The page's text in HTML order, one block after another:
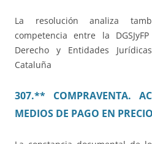
La resolución analiza
competencia entre la
Derecho y Entidades
Cataluña
307.** COMPRAVENTA.
MEDIOS DE PAGO EN